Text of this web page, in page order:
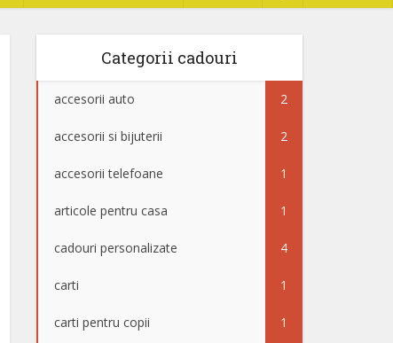
Categorii cadouri
accesorii auto 2
accesorii si bijuterii 2
accesorii telefoane 1
articole pentru casa 1
cadouri personalizate 4
carti 1
carti pentru copii 1